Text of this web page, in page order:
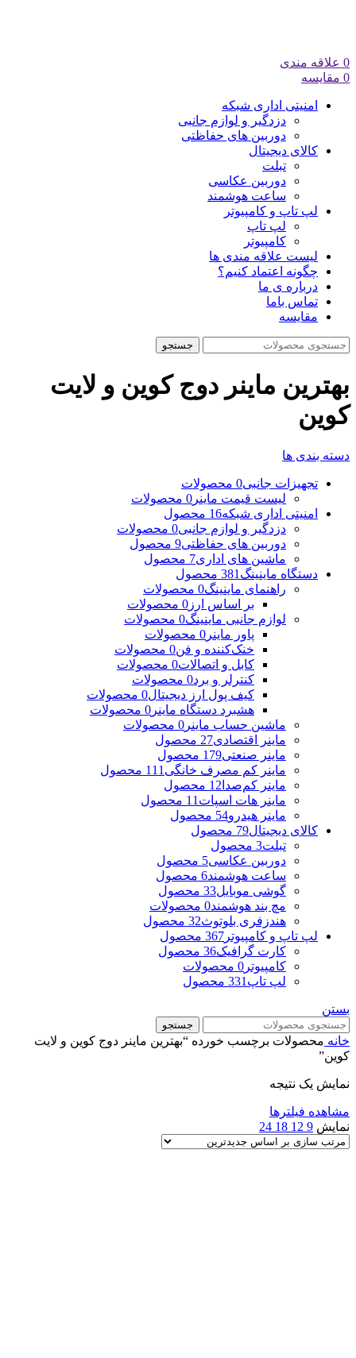
0 علاقه مندی
0 مقایسه
امنیتی اداری شبکه
دزدگیر و لوازم جانبی
دوربین های حفاظتی
کالای دیجیتال
تبلت
دوربین عکاسی
ساعت هوشمند
لپ تاپ و کامپیوتر
لپ تاپ
کامپیوتر
لیست علاقه مندی ها
چگونه اعتماد کنیم؟
درباره ی ما
تماس باما
مقایسه
جستجو
بهترین ماینر دوج کوین و لایت
کوین
دسته بندی ها
تجهیزات جانبی0 محصولات
لیست قیمت ماینر 0 محصولات
امنیتی اداری شبکه16 محصول
دزدگیر و لوازم جانبی0 محصولات
دوربین های حفاظتی9 محصول
ماشین های اداری7 محصول
دستگاه ماینینگ 381 محصول
راهنمای ماینینگ0 محصولات
بر اساس ارز 0 محصولات
لوازم جانبی ماینینگ0 محصولات
پاور ماینر 0 محصولات
خنک‌کننده و فن0 محصولات
کابل و اتصالات0 محصولات
کنترلر و برد0 محصولات
کیف پول ارز دیجیتال0 محصولات
هشبرد دستگاه ماینر 0 محصولات
ماشین حساب ماینر 0 محصولات
ماینر اقتصادی27 محصول
ماینر صنعتی179 محصول
ماینر کم مصرف خانگی 111 محصول
ماینر کم‌صدا 12 محصول
ماینر هات اسپات 11 محصول
ماینر هیدرو54 محصول
کالای دیجیتال79 محصول
تبلت3 محصول
دوربین عکاسی5 محصول
ساعت هوشمند6 محصول
گوشی موبایل33 محصول
مچ بند هوشمند0 محصولات
هندزفری بلوتوث32 محصول
لپ تاپ و کامپیوتر 367 محصول
کارت گرافیک36 محصول
کامپیوتر 0 محصولات
لپ تاپ 331 محصول
بستن
جستجو
خانه محصولات برچسب خورده “بهترین ماینر دوج کوین و لایت
کوین”
نمایش یک نتیجه
مشاهده فیلترها
نمایش 9
12
18
24